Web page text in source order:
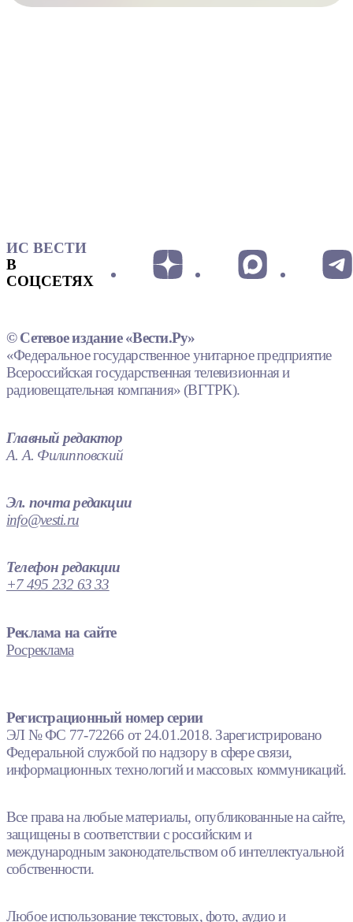
ИС ВЕСТИ
В
СОЦСЕТЯХ
© Сетевое издание «Вести.Ру»
«Федеральное государственное унитарное предприятие
Всероссийская государственная телевизионная и
радиовещательная компания» (ВГТРК).
Главный редактор
А. А. Филипповский
Эл. почта редакции
info@vesti.ru
Телефон редакции
+7 495 232 63 33
Реклама на сайте
Росреклама
Регистрационный номер серии
ЭЛ № ФС 77-72266 от 24.01.2018. Зарегистрировано
Федеральной службой по надзору в сфере связи,
информационных технологий и массовых коммуникаций.
Все права на любые материалы, опубликованные на сайте,
защищены в соответствии с российским и
международным законодательством об интеллектуальной
собственности.
Любое использование текстовых, фото, аудио и